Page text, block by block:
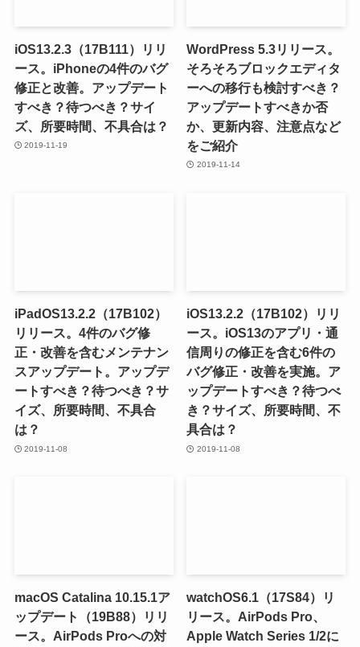
iOS13.2.3（17B111）リリ
ース。iPhoneの4件のバグ
修正と改善。アップデート
すべき？待つべき？サイ
ズ、所要時間、不具合は？
2019-11-19
WordPress 5.3リリース。
そろそろブロックエディタ
ーへの移行も検討すべき？
アップデートすべきか否
か、更新内容、注意点など
をご紹介
2019-11-14
iPadOS13.2.2（17B102）
リリース。4件のバグ修
正・改善を含むメンテナン
スアップデート。アップデ
ートすべき？待つべき？サ
イズ、所要時間、不具合
は？
2019-11-08
iOS13.2.2（17B102）リリ
ース。iOS13のアプリ・通
信周りの修正を含む6件の
バグ修正・改善を実施。ア
ップデートすべき？待つべ
き？サイズ、所要時間、不
具合は？
2019-11-08
macOS Catalina 10.15.1ア
ップデート（19B88）リリ
ース。AirPods Proへの対
watchOS6.1（17S84）リ
リース。AirPods Pro、
Apple Watch Series 1/2に